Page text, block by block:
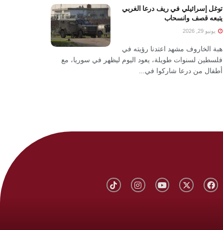
توغل إسرائيلي في ريف درعا الغربي
يتبعه قصف وانسحاب
يونيو 29, 2026
هبة الخاروف مشهد اعتدنا رؤيته في
فلسطين لسنوات طويلة، يعود اليوم ليظهر في سوريا، مع
أطفال من درعا شاركوا في...